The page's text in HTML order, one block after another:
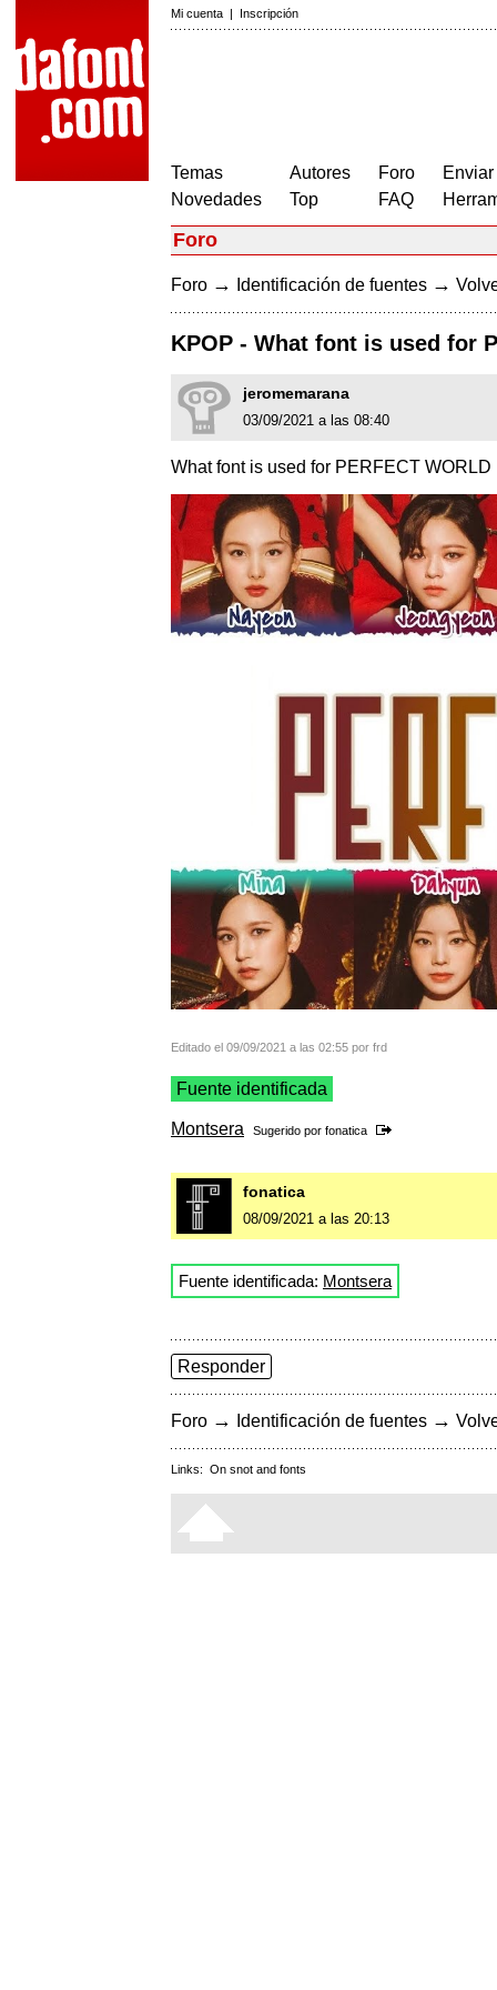
Mi cuenta | Inscripción
Temas
Novedades
Autores
Top
Foro
FAQ
Foro
Foro → Identificación de fuentes →
KPOP - What font is used for
jeromemarana
03/09/2021 a las 08:40
What font is used for PERFECT WORLD
Editado el 09/09/2021 a las 02:55 por frd
Fuente identificada
Montsera Sugerido por fonatica
fonatica
08/09/2021 a las 20:13
Fuente identificada: Montsera
Responder
Foro → Identificación de fuentes →
Links: On snot and fonts